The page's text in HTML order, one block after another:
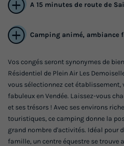
A 15 minutes de route de
Camping animé, ambiance
Vos congés seront synonymes de
Résidentiel de Plein Air Les
vous sélectionnez cet
fabuleux en Vendée. Laissez-vous
et ses trésors ! Avec ses environs
touristiques, ce camping donne la
grand nombre d'activités. Idéal pour
famille, un centre équestre se trouve